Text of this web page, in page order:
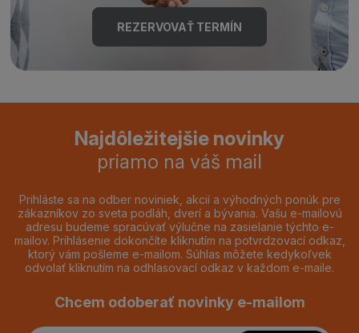
REZERVOVAŤ TERMÍN
Najdôležitejšie novinky
priamo na váš mail
Prihláste sa na odber noviniek, akcií a výhodných ponúk pre
zákazníkov zo sveta podláh, dverí a bývania. Vašu e-mailovú
adresu budeme spracúvať výlučne na zasielanie týchto e-
mailov. Prihlásenie dokončíte kliknutím na potvrdzovací odkaz,
ktorý vám pošleme e-mailom. Súhlas môžete kedykoľvek
odvolať kliknutím na odhlasovací odkaz v každom e-maile.
Chcem odoberať novinky e-mailom